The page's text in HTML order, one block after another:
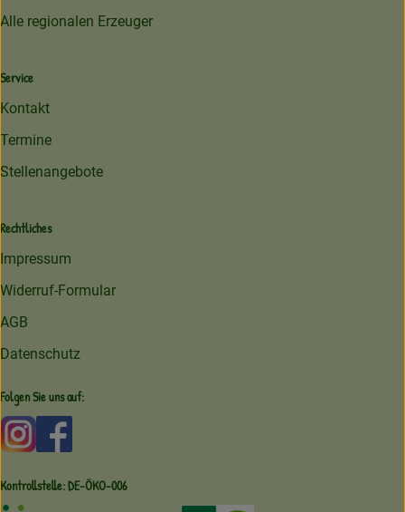
Alle regionalen Erzeuger
Service
Kontakt
Termine
Stellenangebote
Rechtliches
Impressum
Widerruf-Formular
AGB
Datenschutz
Folgen Sie uns auf:
Externer Link zu https://www.instagram.com/
Kontrollstelle: DE-ÖKO-006